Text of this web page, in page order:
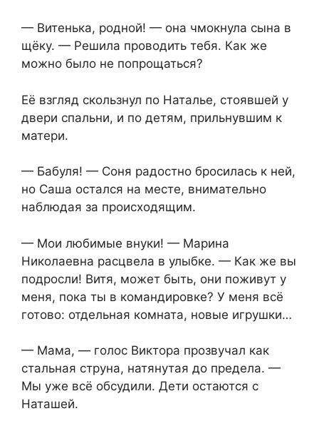
— Витенька, родной! — она чмокнула сына в
щёку. — Решила проводить тебя. Как же
можно было не попрощаться?
Её взгляд скользнул по Наталье, стоявшей у
двери спальни, и по детям, прильнувшим к
матери.
— Бабуля! — Соня радостно бросилась к ней,
но Саша остался на месте, внимательно
наблюдая за происходящим.
— Мои любимые внуки! — Марина
Николаевна расцвела в улыбке. — Как же вы
подросли! Витя, может быть, они поживут у
меня, пока ты в командировке? У меня всё
готово: отдельная комната, новые игрушки…
— Мама, — голос Виктора прозвучал как
стальная струна, натянутая до предела. —
Мы уже всё обсудили. Дети остаются с
Наташей.